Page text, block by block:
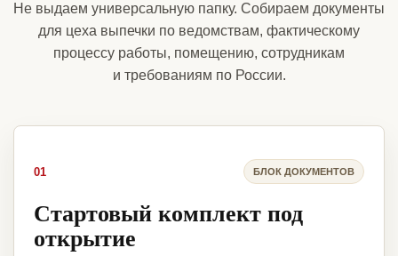
Не выдаем универсальную папку. Собираем документы
для цеха выпечки по ведомствам, фактическому
процессу работы, помещению, сотрудникам
и требованиям по России.
01 БЛОК ДОКУМЕНТОВ
Стартовый комплект под
открытие